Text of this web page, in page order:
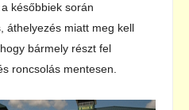
későbbiek során
áthelyezés miatt meg kell
bármely részt fel
roncsolás mentesen.